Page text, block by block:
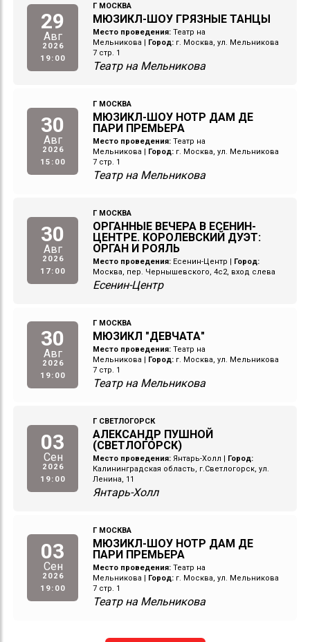
29
Авг
2026
19:00
Г МОСКВА
МЮЗИКЛ-ШОУ ГРЯЗНЫЕ ТАНЦЫ
Место проведения: Театр на
Мельникова | Город: г. Москва, ул. Мельникова
7 стр. 1
Театр на Мельникова
30
Авг
2026
15:00
Г МОСКВА
МЮЗИКЛ-ШОУ НОТР ДАМ ДЕ
ПАРИ ПРЕМЬЕРА
Место проведения: Театр на
Мельникова | Город: г. Москва, ул. Мельникова
7 стр. 1
Театр на Мельникова
30
Авг
2026
17:00
Г МОСКВА
ОРГАННЫЕ ВЕЧЕРА В ЕСЕНИН-
ЦЕНТРЕ. КОРОЛЕВСКИЙ ДУЭТ:
ОРГАН И РОЯЛЬ
Место проведения: Есенин-Центр | Город:
Москва, пер. Чернышевского, 4с2, вход слева
Есенин-Центр
30
Авг
2026
19:00
Г МОСКВА
МЮЗИКЛ "ДЕВЧАТА"
Место проведения: Театр на
Мельникова | Город: г. Москва, ул. Мельникова
7 стр. 1
Театр на Мельникова
03
Сен
2026
19:00
Г СВЕТЛОГОРСК
АЛЕКСАНДР ПУШНОЙ
(СВЕТЛОГОРСК)
Место проведения: Янтарь-Холл | Город:
Калининградская область, г.Светлогорск, ул.
Ленина, 11
Янтарь-Холл
03
Сен
2026
19:00
Г МОСКВА
МЮЗИКЛ-ШОУ НОТР ДАМ ДЕ
ПАРИ ПРЕМЬЕРА
Место проведения: Театр на
Мельникова | Город: г. Москва, ул. Мельникова
7 стр. 1
Театр на Мельникова